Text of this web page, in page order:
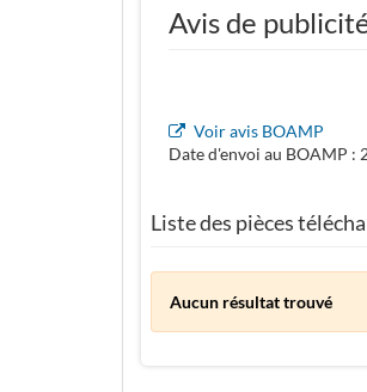
Avis de
Voir avis BOAMP
Date d'envoi au BOAMP :
Liste des pièces
Aucun résultat trouvé